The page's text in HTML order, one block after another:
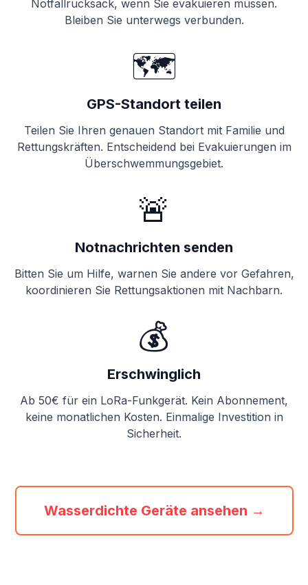
Notfallrucksack, wenn Sie evakuieren müssen.
Bleiben Sie unterwegs verbunden.
🗺️
GPS-Standort teilen
Teilen Sie Ihren genauen Standort mit Familie und
Rettungskräften. Entscheidend bei Evakuierungen im
Überschwemmungsgebiet.
🚨
Notnachrichten senden
Bitten Sie um Hilfe, warnen Sie andere vor Gefahren,
koordinieren Sie Rettungsaktionen mit Nachbarn.
💰
Erschwinglich
Ab 50€ für ein LoRa-Funkgerät. Kein Abonnement,
keine monatlichen Kosten. Einmalige Investition in
Sicherheit.
Wasserdichte Geräte ansehen →